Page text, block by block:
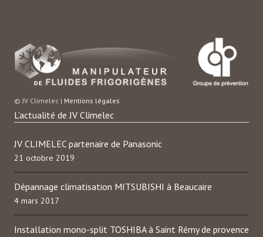
© JV Climelec | Mentions légales
L’actualité de JV Climelec
JV CLIMELEC partenaire de Panasonic
21 octobre 2019
Dépannage climatisation MITSUBISHI à Beaucaire
4 mars 2017
Installation mono-split TOSHIBA à Saint Rémy de provence